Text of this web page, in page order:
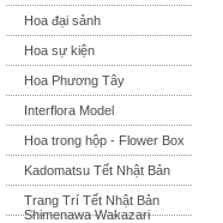
Hoa đại sảnh
Hoa sự kiện
Hoa Phương Tây
Interflora Model
Hoa trong hộp - Flower Box
Kadomatsu Tết Nhật Bản
Trang Trí Tết Nhật Bản
Shimenawa Wakazari